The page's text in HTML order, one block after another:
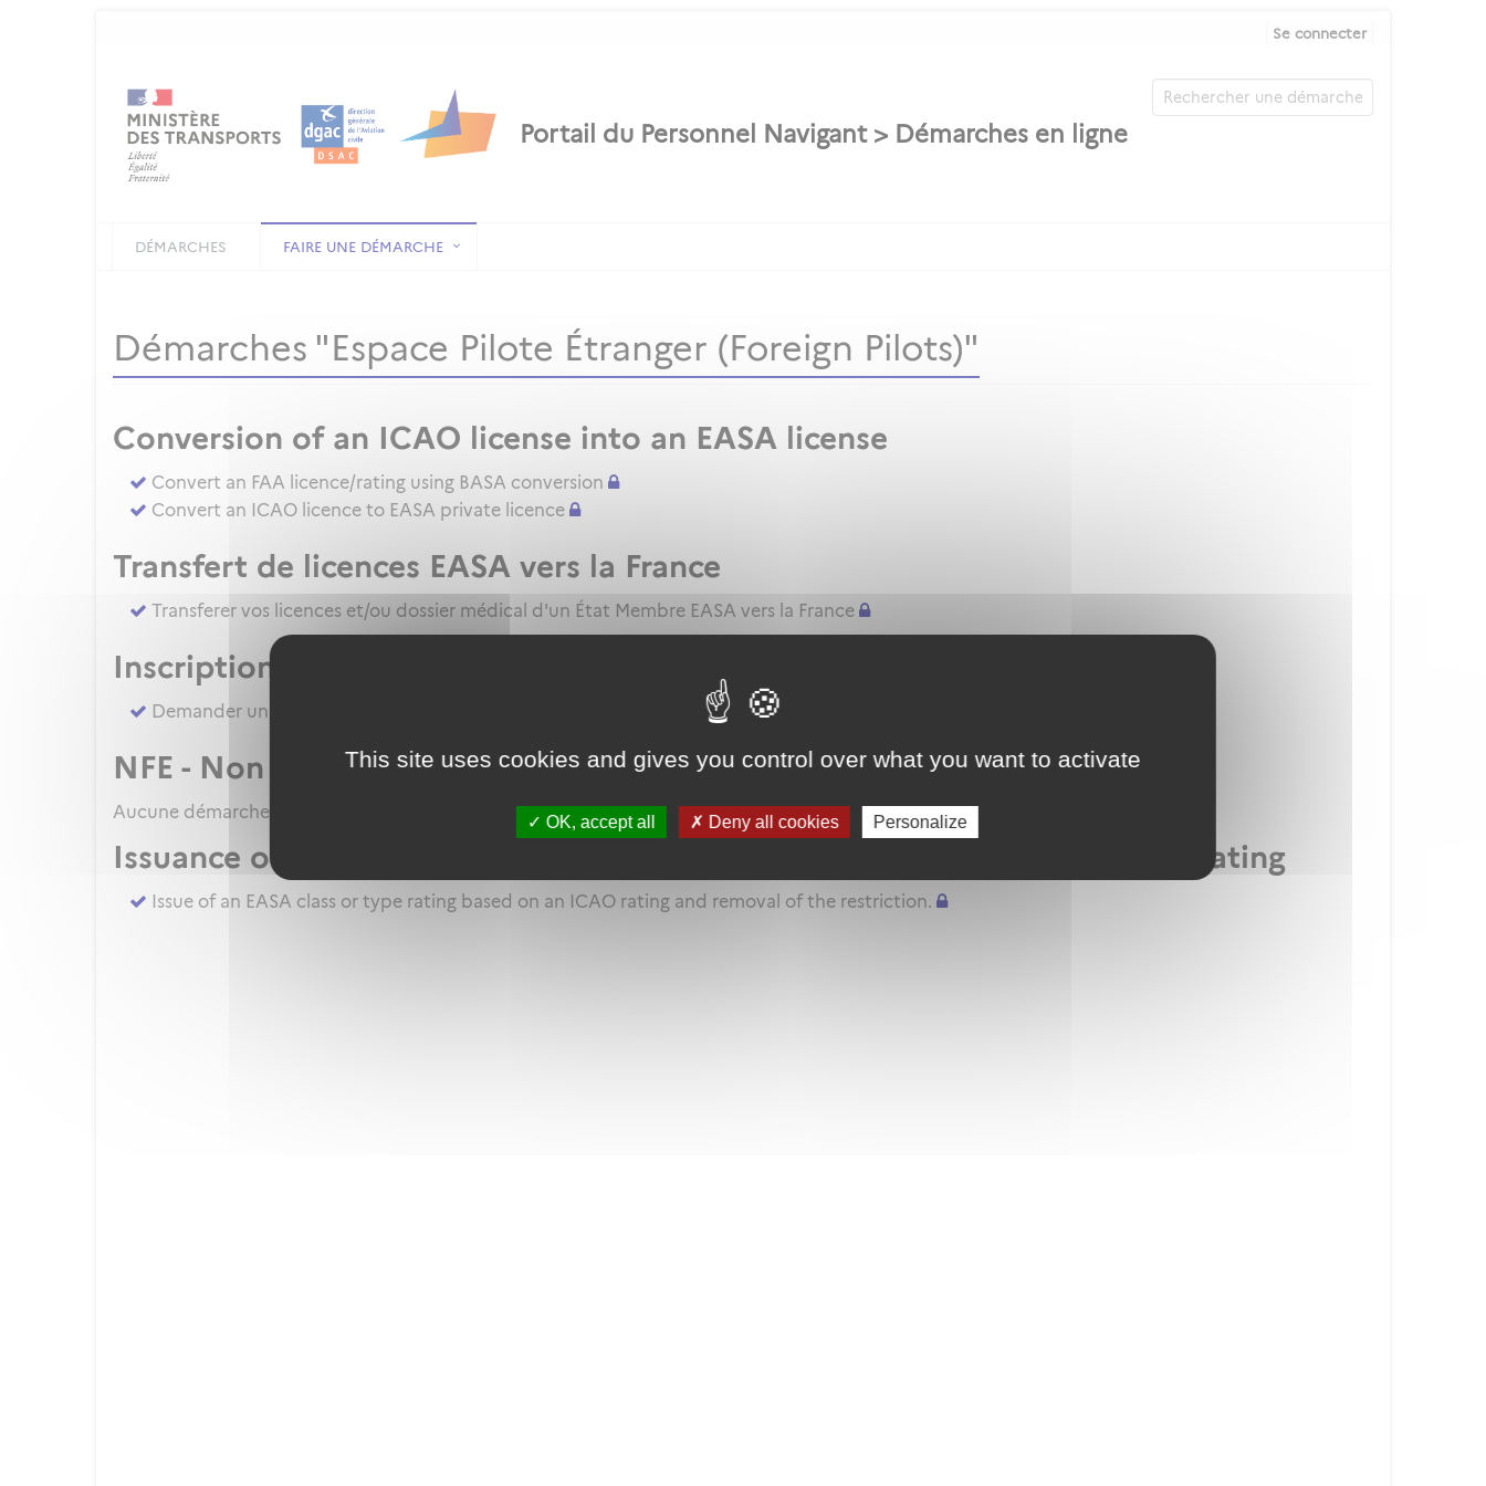
This site uses cookies and gives you control over what you want to activate
OK, accept all Deny all cookies Personalize
Se connecter
DÉMARCHES FAIRE UNE DÉMARCHE
Démarches "Espace Pilote Étranger (Foreign Pilots)"
Conversion of an ICAO license into an EASA license
Convert an FAA licence/rating using BASA conversion
Convert an ICAO licence to EASA private licence
Transfert de licences EASA vers la France
Transferer vos licences et/ou dossier médical d'un État Membre EASA vers la France
Inscription à un examen
Demander un ATPL direct [sans formation théorique et pratique]
NFE - Non French Examiner List
Aucune démarche pour le moment
Issuance of EASA class or type rating on the basis of ICAO class or type rating
Issue of an EASA class or type rating based on an ICAO rating and removal of the restriction.